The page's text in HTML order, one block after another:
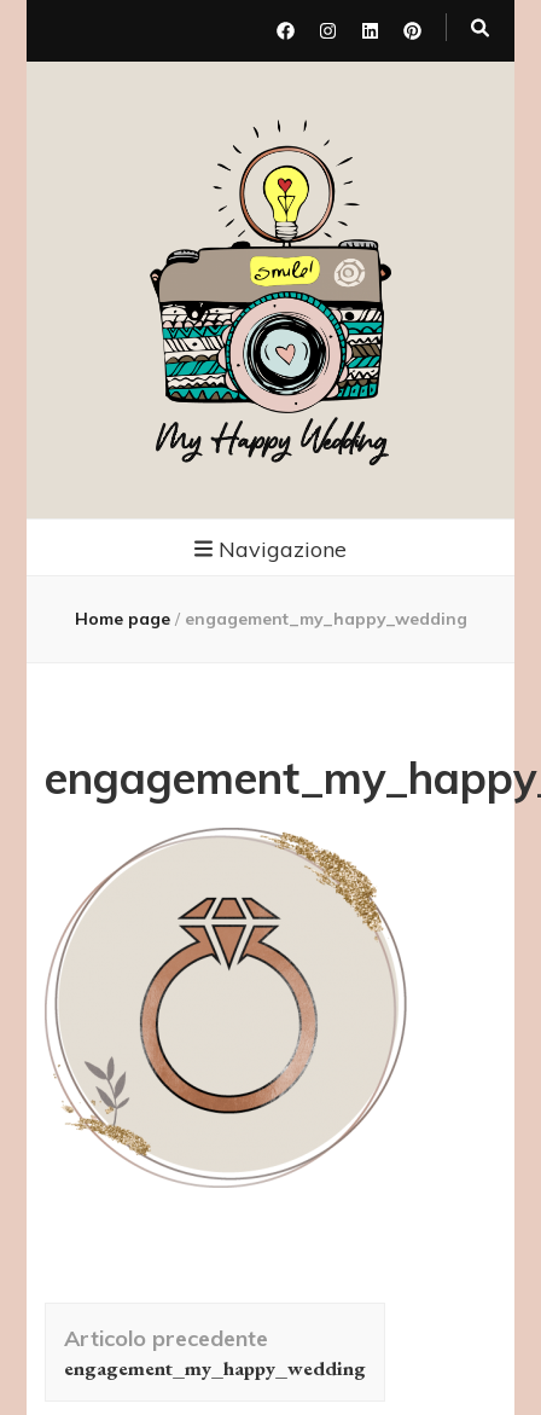
My Happy Wedding
Navigazione
Home page / engagement_my_happy_wedding
articolo
Articolo precedente
engagement_my_happy_wedding